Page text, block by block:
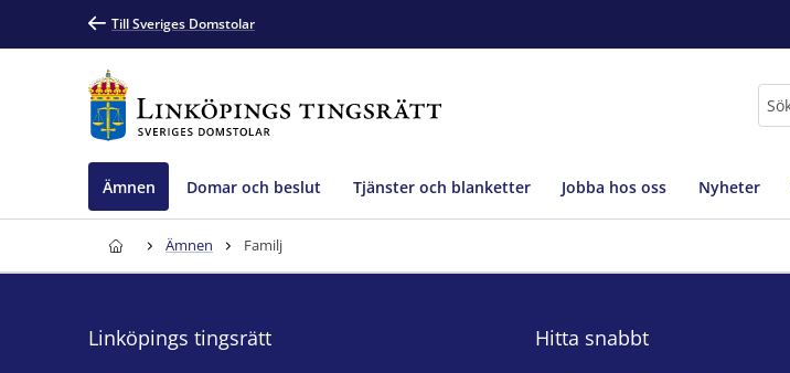
Till Sveriges Domstolar
Ämnen Domar och beslut Tjänster och blanketter Jobba hos oss Nyheter
Ämnen Familj
Linköpings tingsrätt Hitta snabbt